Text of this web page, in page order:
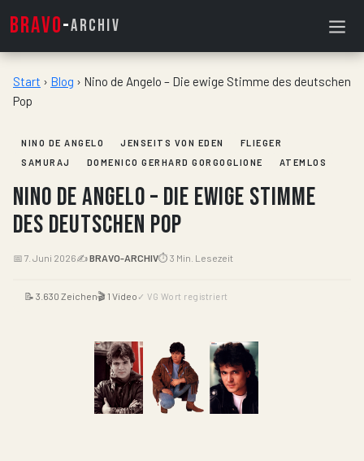
BRAVO-ARCHIV
Start › Blog › Nino de Angelo – Die ewige Stimme des deutschen
Pop
NINO DE ANGELO JENSEITS VON EDEN
FLIEGER
SAMURAJ
DOMENICO GERHARD GORGOGLIONE ATEMLOS
Nino de Angelo – Die ewige Stimme
des deutschen Pop
📅 7. Juni 2026✍️BRAVO-ARCHIV⏱ 3 Min. Lesezeit
📝 3.630 Zeichen🎬 1 Video ✓ VG Wort registriert